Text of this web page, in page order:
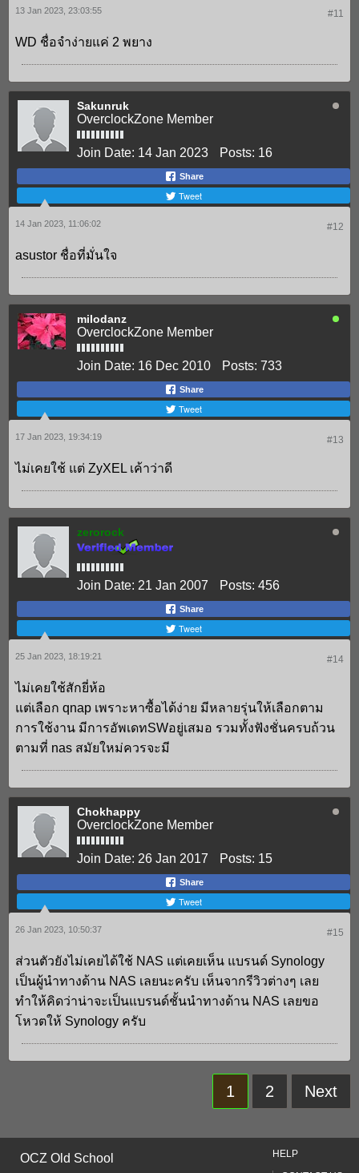
#11
13 Jan 2023, 23:03:55
WD ชื่อจำง่ายแค่ 2 พยาง
Sakunruk
OverclockZone Member
Join Date: 14 Jan 2023 Posts: 16
Share
Tweet
#12
14 Jan 2023, 11:06:02
asustor ชื่อที่มั่นใจ
milodanz
OverclockZone Member
Join Date: 16 Dec 2010 Posts: 733
Share
Tweet
#13
17 Jan 2023, 19:34:19
ไม่เคยใช้ แต่ ZyXEL เค้าว่าดี
zerorock
Join Date: 21 Jan 2007 Posts: 456
Share
Tweet
#14
25 Jan 2023, 18:19:21
ไม่เคยใช้สักยี่ห้อ
แต่เลือก qnap เพราะหาซื้อได้ง่าย มีหลายรุ่นให้เลือกตาม
การใช้งาน มีการอัพเดทSWอยู่เสมอ รวมทั้งฟังชั่นครบถ้วน
ตามที่ nas สมัยใหม่ควรจะมี
Chokhappy
OverclockZone Member
Join Date: 26 Jan 2017 Posts: 15
Share
Tweet
#15
26 Jan 2023, 10:50:37
ส่วนตัวยังไม่เคยได้ใช้ NAS แต่เคยเห็น แบรนด์ Synology
เป็นผู้นำทางด้าน NAS เลยนะครับ เห็นจากรีวิวต่างๆ เลย
ทำให้คิดว่าน่าจะเป็นแบรนด์ชั้นนำทางด้าน NAS เลยขอ
โหวตให้ Synology ครับ
1 2 Next
OCZ Old School
HELP